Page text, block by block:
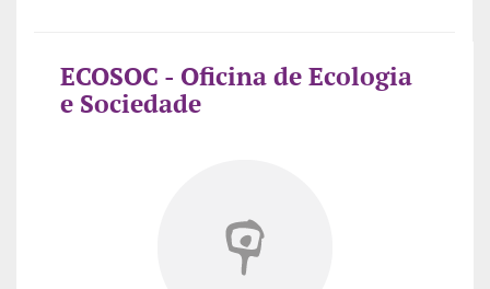
ECOSOC - Oficina de Ecologia
e Sociedade